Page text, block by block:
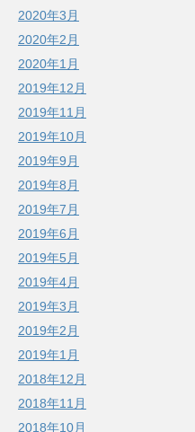
2020年3月
2020年2月
2020年1月
2019年12月
2019年11月
2019年10月
2019年9月
2019年8月
2019年7月
2019年6月
2019年5月
2019年4月
2019年3月
2019年2月
2019年1月
2018年12月
2018年11月
2018年10月